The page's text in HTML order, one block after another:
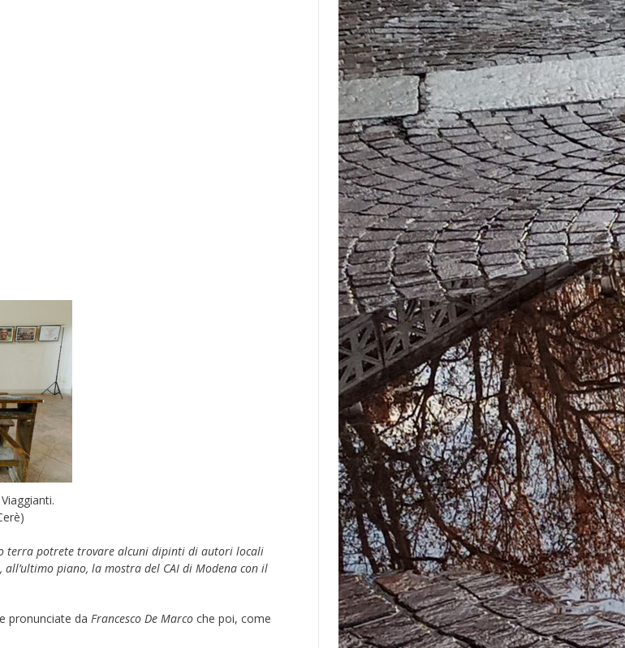
terra potrete trovare alcuni dipinti di autori locali
piano, la mostra del CAI di Modena con il
pronunciate da Francesco De Marco che poi, come